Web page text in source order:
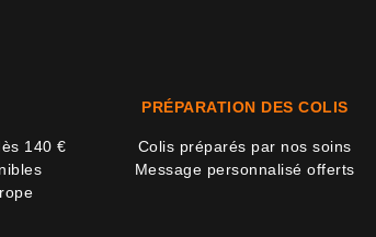
140 €
PRÉPARATION DES COLIS
Colis préparés par nos soins
Message personnalisé offerts